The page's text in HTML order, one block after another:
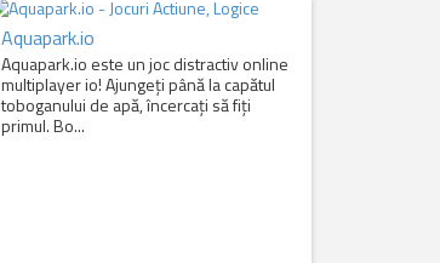
Aquapark.io
Aquapark.io este un joc distractiv online
multiplayer io! Ajungeți până la capătul
toboganului de apă, încercați să fiți
primul. Bo...